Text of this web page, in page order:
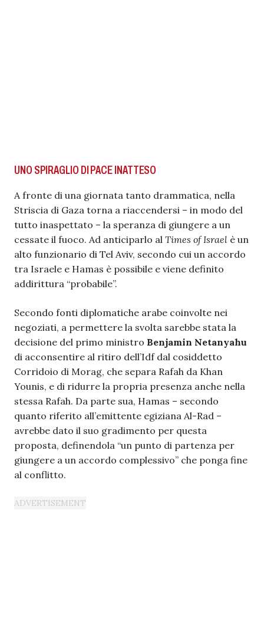
UNO SPIRAGLIO DI PACE INATTESO
A fronte di una giornata tanto drammatica, nella
Striscia di Gaza torna a riaccendersi – in modo del
tutto inaspettato – la speranza di giungere a un
cessate il fuoco. Ad anticiparlo al Times of Israel è un
alto funzionario di Tel Aviv, secondo cui un accordo
tra Israele e Hamas è possibile e viene definito
addirittura “probabile”.
Secondo fonti diplomatiche arabe coinvolte nei
negoziati, a permettere la svolta sarebbe stata la
decisione del primo ministro Benjamin Netanyahu
di acconsentire al ritiro dell’Idf dal cosiddetto
Corridoio di Morag, che separa Rafah da Khan
Younis, e di ridurre la propria presenza anche nella
stessa Rafah. Da parte sua, Hamas – secondo
quanto riferito all’emittente egiziana Al-Rad –
avrebbe dato il suo gradimento per questa
proposta, definendola “un punto di partenza per
giungere a un accordo complessivo” che ponga fine
al conflitto.